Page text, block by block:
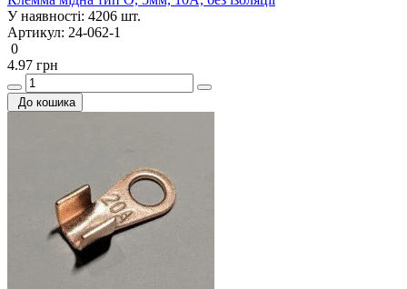
У наявності: 4206 шт.
Артикул: 24-062-1
0
4.97 грн
До кошика